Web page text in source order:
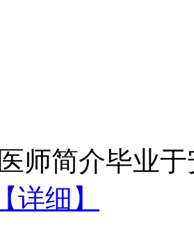
师简介毕业
【详细】